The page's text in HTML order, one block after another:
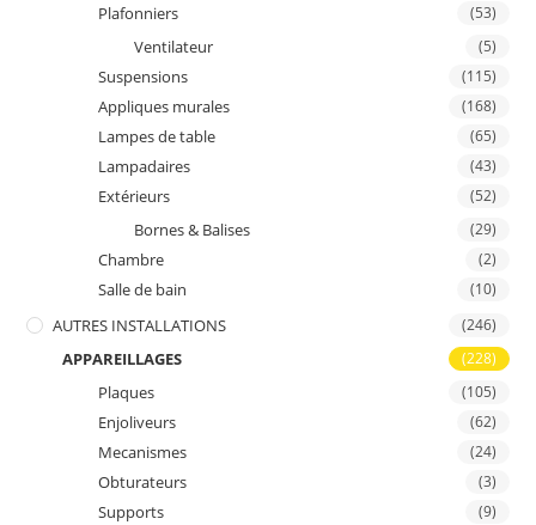
Plafonniers (53)
Ventilateur (5)
Suspensions (115)
Appliques murales (168)
Lampes de table (65)
Lampadaires (43)
Extérieurs (52)
Bornes & Balises (29)
Chambre (2)
Salle de bain (10)
AUTRES INSTALLATIONS (246)
APPAREILLAGES (228)
Plaques (105)
Enjoliveurs (62)
Mecanismes (24)
Obturateurs (3)
Supports (9)